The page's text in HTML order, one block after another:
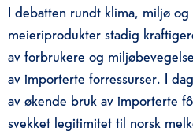
I debatten rundt klima, miljø
meieriprodukter stadig
av forbrukere og
av importerte forressurser. I
av økende bruk av importerte
svekket legitimitet til norsk